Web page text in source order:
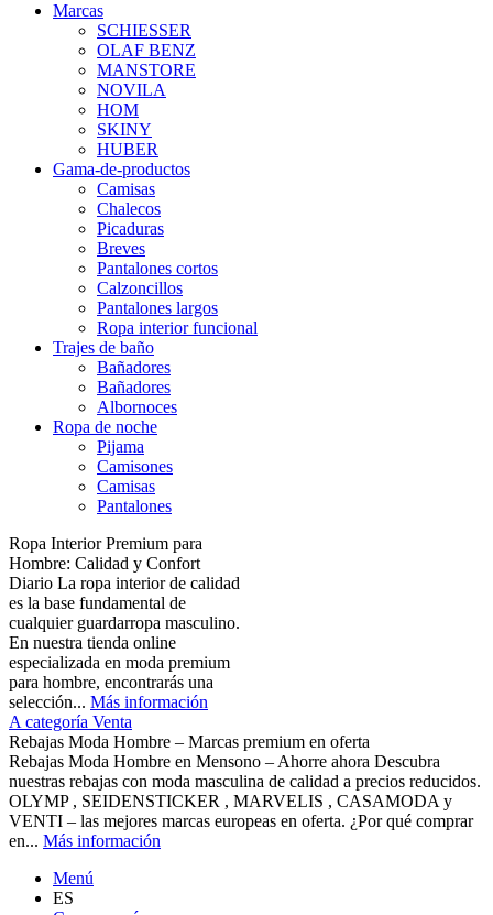
Marcas
SCHIESSER
OLAF BENZ
MANSTORE
NOVILA
HOM
SKINY
HUBER
Gama-de-productos
Camisas
Chalecos
Picaduras
Breves
Pantalones cortos
Calzoncillos
Pantalones largos
Ropa interior funcional
Trajes de baño
Bañadores
Bañadores
Albornoces
Ropa de noche
Pijama
Camisones
Camisas
Pantalones
Ropa Interior Premium para
Hombre: Calidad y Confort
Diario La ropa interior de calidad
es la base fundamental de
cualquier guardarropa masculino.
En nuestra tienda online
especializada en moda premium
para hombre, encontrarás una
selección... Más información
A categoría Venta
Rebajas Moda Hombre – Marcas premium en oferta
Rebajas Moda Hombre en Mensono – Ahorre ahora Descubra
nuestras rebajas con moda masculina de calidad a precios reducidos.
OLYMP , SEIDENSTICKER , MARVELIS , CASAMODA y
VENTI – las mejores marcas europeas en oferta. ¿Por qué comprar
en... Más información
Menú
ES